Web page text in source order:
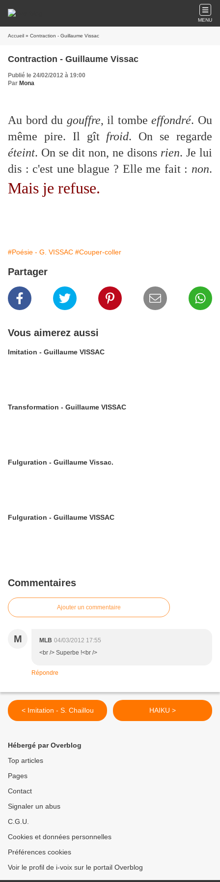
MENU
Accueil » Contraction - Guillaume Vissac
Contraction - Guillaume Vissac
Publié le 24/02/2012 à 19:00
Par Mona
Au bord du gouffre, il tombeeffondré. Ou
même pire. Il gît froid. On se regarde
éteint. On se dit non, ne disons rien. Je lui
dis : c'est une blague ? Elle me fait : non.
Mais je refuse.
#Poésie - G. VISSAC #Couper-coller
Partager
Vous aimerez aussi
Imitation - Guillaume VISSAC
Transformation - Guillaume VISSAC
Fulguration - Guillaume Vissac.
Fulguration - Guillaume VISSAC
Commentaires
Ajouter un commentaire
M MLB 04/03/2012 17:55
<br /> Superbe !<br />
Répondre
< Imitation - S. Chaillou HAIKU >
Hébergé par Overblog
Top articles
Pages
Contact
Signaler un abus
C.G.U.
Cookies et données personnelles
Préférences cookies
Voir le profil de i-voix sur le portail Overblog